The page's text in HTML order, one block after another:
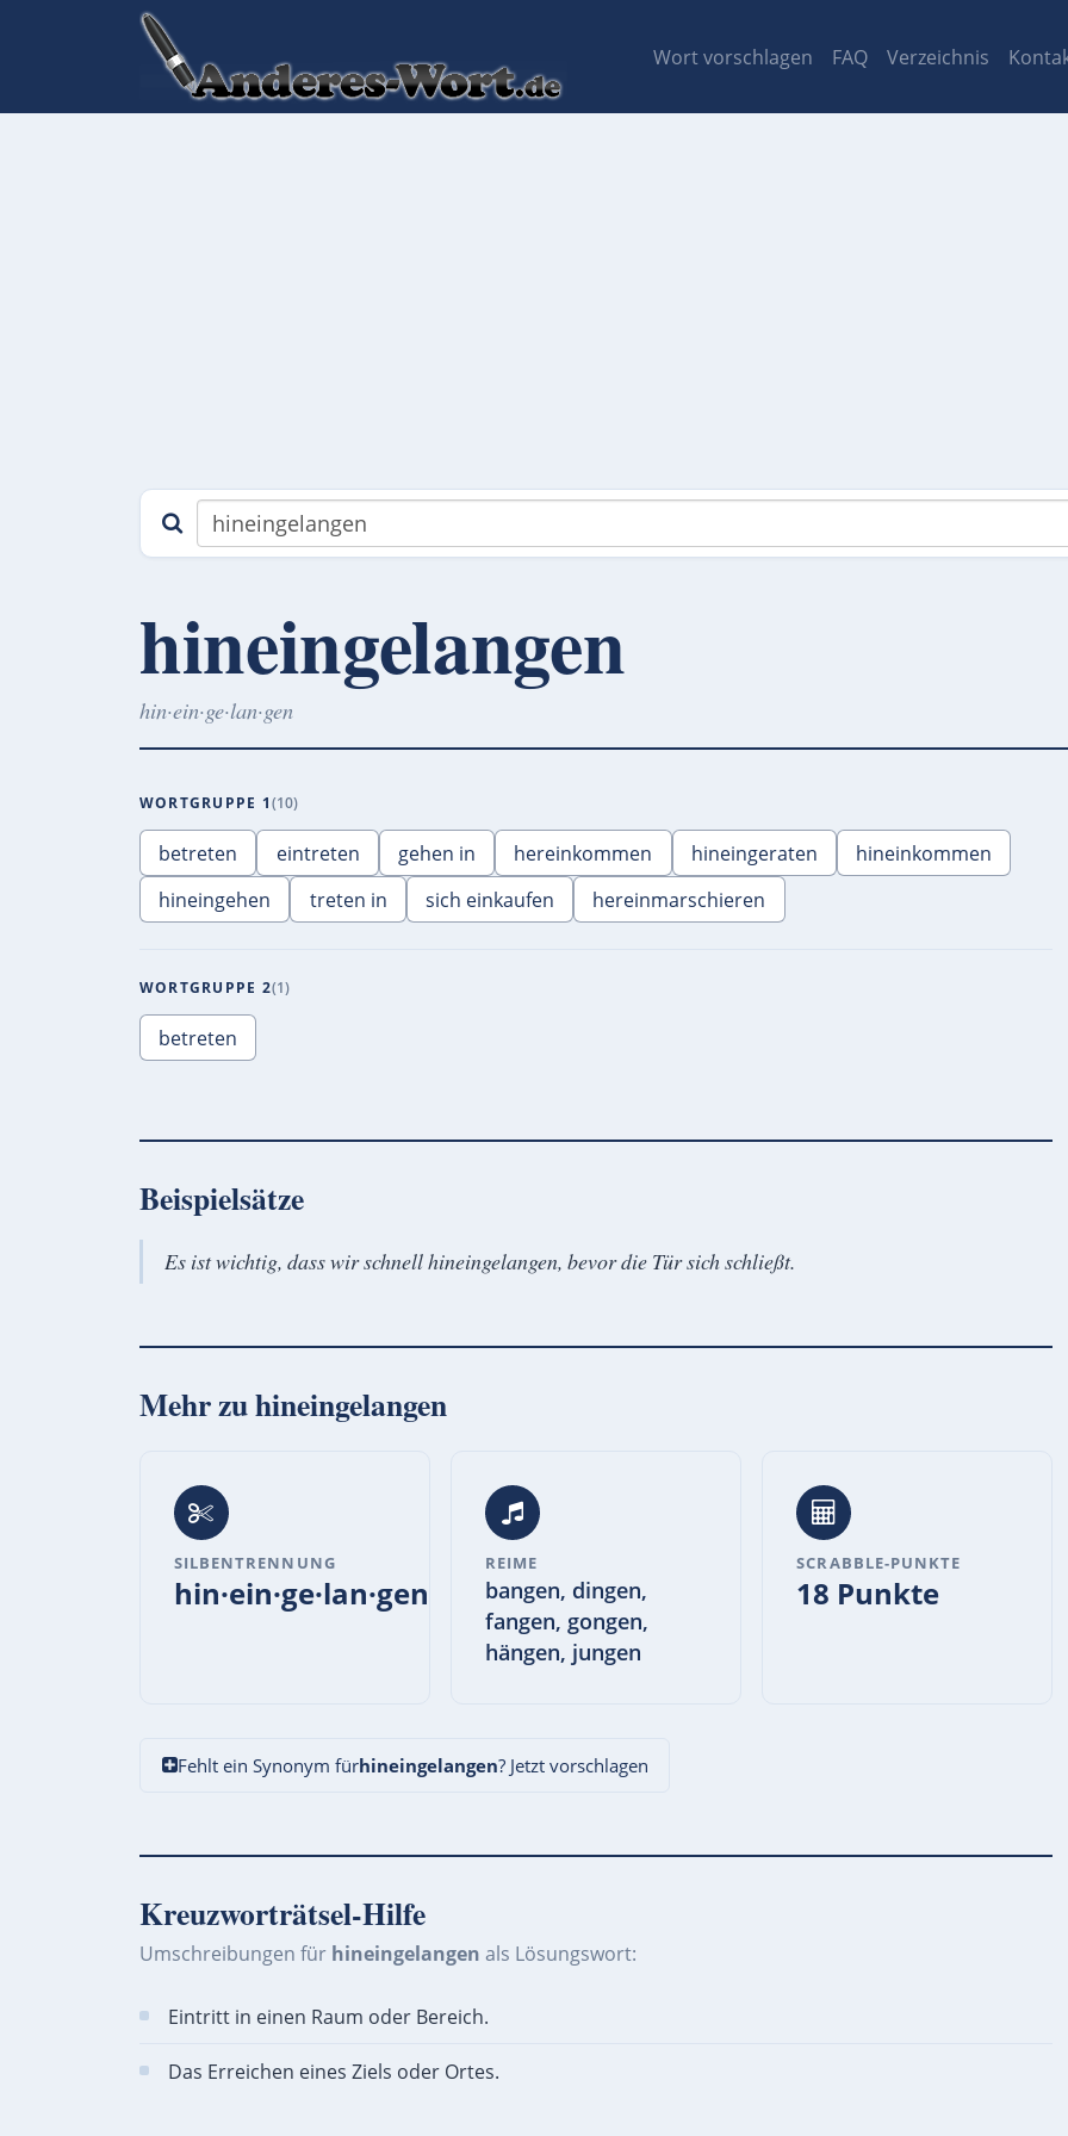
Wort vorschlagen FAQ Verzeichnis
hineingelangen
hin·ein·ge·lan·gen
WORTGRUPPE 1 10
betreten eintreten gehen in hereinkommen hineingeraten
hineinkommen
hineingehen
treten in sich einkaufen hereinmarschieren
WORTGRUPPE 2 1
betreten
Beispielsätze
Es ist wichtig, dass wir schnell hineingelangen, bevor die Tür sich schließt.
Mehr zuhineingelangen
SILBENTRENNUNG
hin·ein·ge·lan·gen
REIME
bangen, dingen,
fangen, gongen,
hängen, jungen
SCRABBLE-PUNKTE
18 Punkte
Fehlt ein Synonym fürhineingelangen? Jetzt vorschlagen
Kreuzworträtsel-Hilfe
Umschreibungen für hineingelangen als Lösungswort:
Eintritt in einen Raum oder Bereich.
Das Erreichen eines Ziels oder Ortes.